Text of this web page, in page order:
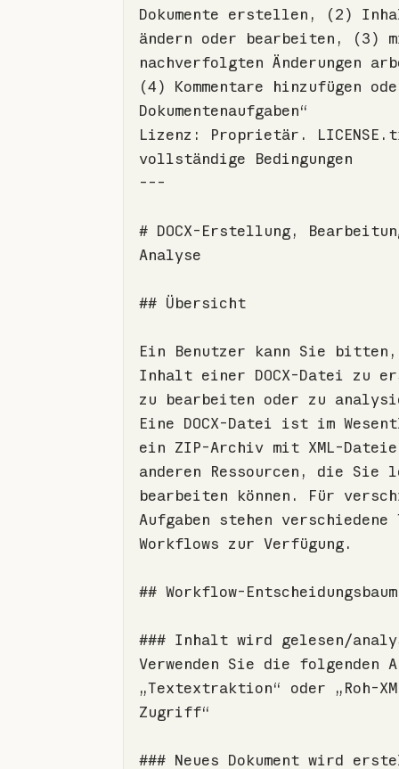
Dokumente erstellen, (2)
ändern oder bearbeiten, (3)
nachverfolgten Änderungen
(4) Kommentare hinzufügen
Lizenz : Proprietär.
# DOCX-Erstellung,
## Übersicht
Ein Benutzer kann Sie bitten,
Inhalt einer DOCX-Datei zu
zu bearbeiten oder zu
Eine DOCX-Datei ist im
ein ZIP-Archiv mit XML-
anderen Ressourcen, die Sie
bearbeiten können. Für
Aufgaben stehen verschiedene
## Workflow-Entscheidungsbaum
Verwenden Sie die folgenden
„Textextraktion“ oder „Roh-